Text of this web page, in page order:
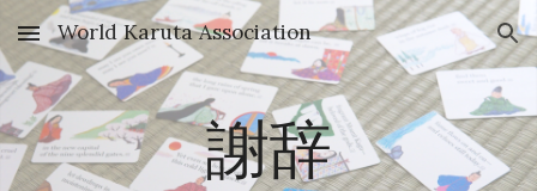
Skip to main content Skip to navigation
World Karuta Association
謝辞